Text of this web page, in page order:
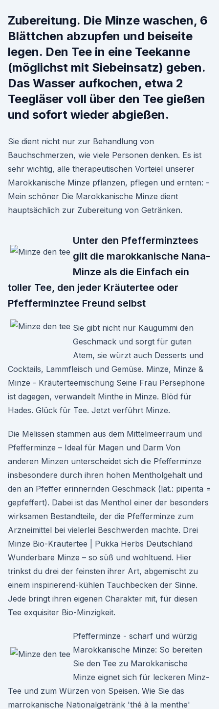
Zubereitung. Die Minze waschen, 6
Blättchen abzupfen und beiseite
legen. Den Tee in eine Teekanne
(möglichst mit Siebeinsatz) geben.
Das Wasser aufkochen, etwa 2
Teegläser voll über den Tee gießen
und sofort wieder abgießen.
Sie dient nicht nur zur Behandlung von
Bauchschmerzen, wie viele Personen denken. Es ist
sehr wichtig, alle therapeutischen Vorteiel unserer
Marokkanische Minze pflanzen, pflegen und ernten: -
Mein schöner Die Marokkanische Minze dient
hauptsächlich zur Zubereitung von Getränken.
Unter den Pfefferminztees
gilt die marokkanische Nana-
Minze als die Einfach ein
toller Tee, den jeder Kräutertee oder
Pfefferminztee Freund selbst
Sie gibt nicht nur Kaugummi den
Geschmack und sorgt für guten
Atem, sie würzt auch Desserts und
Cocktails, Lammfleisch und Gemüse. Minze, Minze &
Minze - Kräuterteemischung Seine Frau Persephone
ist dagegen, verwandelt Minthe in Minze. Blöd für
Hades. Glück für Tee. Jetzt verführt Minze.
Die Melissen stammen aus dem Mittelmeerraum und
Pfefferminze – Ideal für Magen und Darm Von
anderen Minzen unterscheidet sich die Pfefferminze
insbesondere durch ihren hohen Mentholgehalt und
den an Pfeffer erinnernden Geschmack (lat.: piperita =
gepfeffert). Dabei ist das Menthol einer der besonders
wirksamen Bestandteile, der die Pfefferminze zum
Arzneimittel bei vielerlei Beschwerden machte. Drei
Minze Bio-Kräutertee | Pukka Herbs Deutschland
Wunderbare Minze – so süß und wohltuend. Hier
trinkst du drei der feinsten ihrer Art, abgemischt zu
einem inspirierend-kühlen Tauchbecken der Sinne.
Jede bringt ihren eigenen Charakter mit, für diesen
Tee exquisiter Bio-Minzigkeit.
Pfefferminze - scharf und würzig
Marokkanische Minze: So bereiten
Sie den Tee zu Marokkanische
Minze eignet sich für leckeren Minz-
Tee und zum Würzen von Speisen. Wie Sie das
marrokanische Nationalgetränk 'thé à la menthe'